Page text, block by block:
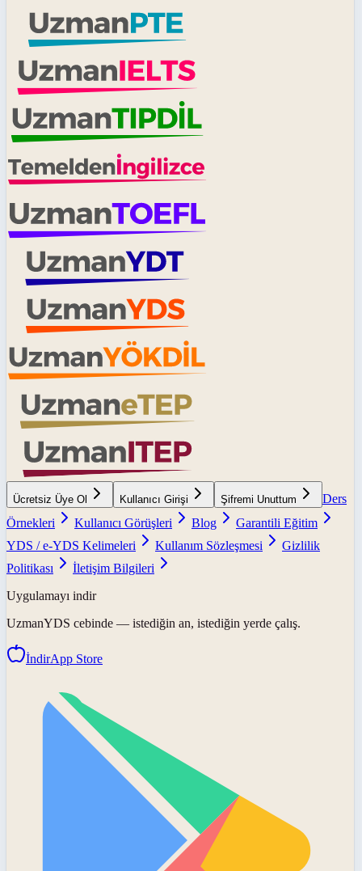
Ücretsiz Üye Ol Kullanıcı Girişi Şifremi Unuttum
Ders
Örnekleri
Kullanıcı Görüşleri Blog
Garantili Eğitim
YDS / e-YDS Kelimeleri
Kullanım Sözleşmesi
Gizlilik
Politikası
İletişim Bilgileri
Uygulamayı indir
UzmanYDS cebinde — istediğin an, istediğin yerde çalış.
İndirApp Store